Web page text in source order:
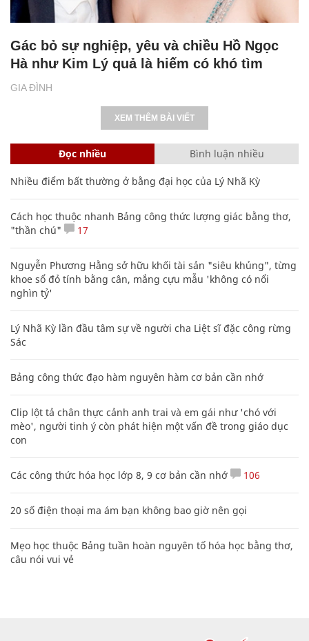
GIA ĐÌNH
Gác bỏ sự nghiệp, yêu và chiều Hồ Ngọc
Hà như Kim Lý quả là hiếm có khó tìm
XEM THÊM BÀI VIẾT
Đọc nhiều Bình luận nhiều
Nhiều điểm bất thường ở bằng đại học của Lý Nhã Kỳ
Cách học thuộc nhanh Bảng công thức lượng giác bằng thơ,
"thần chú"
17
Nguyễn Phương Hằng sở hữu khối tài sản "siêu khủng", từng
khoe sổ đỏ tính bằng cân, mắng cựu mẫu 'không có nổi
nghìn tỷ'
Lý Nhã Kỳ lần đầu tâm sự về người cha Liệt sĩ đặc công rừng
Sác
Bảng công thức đạo hàm nguyên hàm cơ bản cần nhớ
Clip lột tả chân thực cảnh anh trai và em gái như 'chó với
mèo', người tinh ý còn phát hiện một vấn đề trong giáo dục
con
Các công thức hóa học lớp 8, 9 cơ bản cần nhớ 106
20 số điện thoại ma ám bạn không bao giờ nên gọi
Mẹo học thuộc Bảng tuần hoàn nguyên tố hóa học bằng thơ,
câu nói vui vẻ